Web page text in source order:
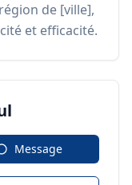
de [ville],
et efficacité.
Message